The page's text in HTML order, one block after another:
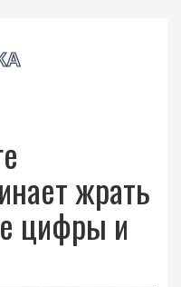
жрать
цифры и